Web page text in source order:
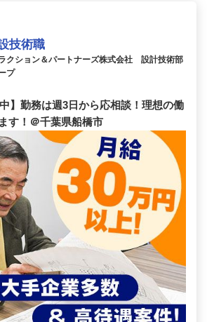
技術職
クション＆パートナーズ株式会社 設計技術部
プ
中】勤務は週3日から応相談！理想の働
す！＠千葉県船橋市